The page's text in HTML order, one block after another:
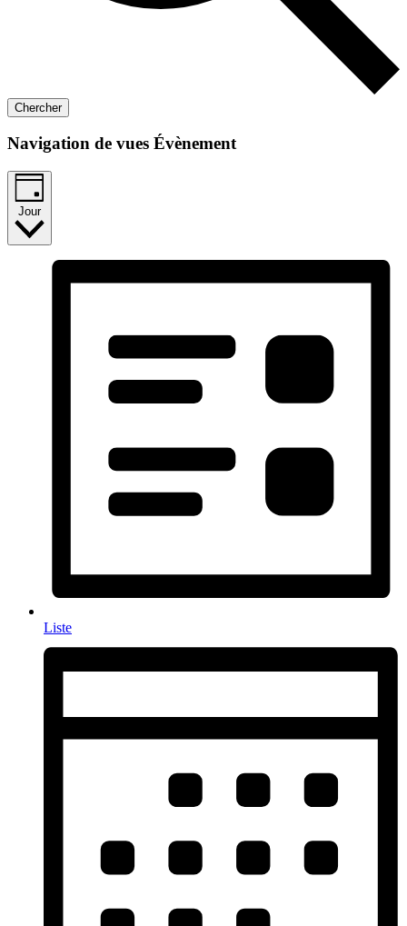
Chercher
Navigation de vues Évènement
Jour
Liste